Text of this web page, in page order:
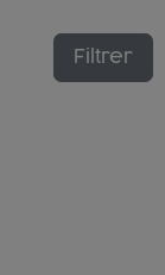
Filtrer